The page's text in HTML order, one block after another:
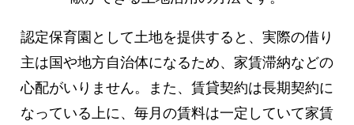
認定保育園として土地を提供すると、実際の借り
主は国や地方自治体になるため、家賃滞納などの
心配がいりません。また、賃貸契約は長期契約に
なっている上に、毎月の賃料は一定していて家賃